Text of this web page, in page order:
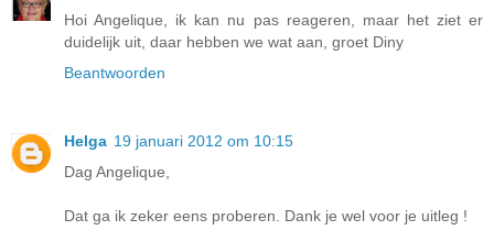
Hoi Angelique, ik kan nu pas reageren, maar het ziet er
duidelijk uit, daar hebben we wat aan, groet Diny
Beantwoorden
Helga 19 januari 2012 om 10:15
Dag Angelique,
Dat ga ik zeker eens proberen. Dank je wel voor je uitleg !